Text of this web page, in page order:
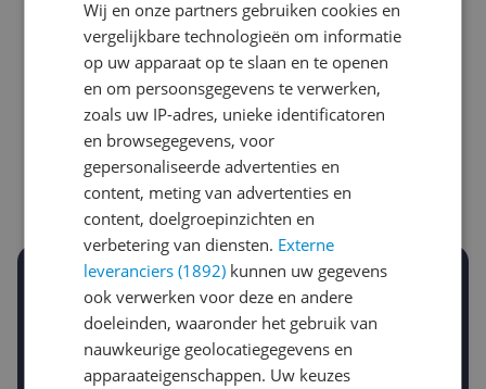
Laagste prijs ooit
€ 109,00
Hoogste prijs ooit
€ 149,00
€ 149,00
Laatste prijsupdate
09-08-2026
Stel een alert in en mis geen prijsdaling
Krijg een seintje zodra de prijs zakt
Jouw e-mailadres
Wij en onze partners gebruiken cookies en
vergelijkbare technologieën om informatie
op uw apparaat op te slaan en te openen
en om persoonsgegevens te verwerken,
zoals uw IP-adres, unieke identificatoren
en browsegegevens, voor
gepersonaliseerde advertenties en
content, meting van advertenties en
content, doelgroepinzichten en
verbetering van diensten. Externe
leveranciers (1892) kunnen uw gegevens
ook verwerken voor deze en andere
doeleinden, waaronder het gebruik van
nauwkeurige geolocatiegegevens en
apparaateigenschappen. Uw keuzes